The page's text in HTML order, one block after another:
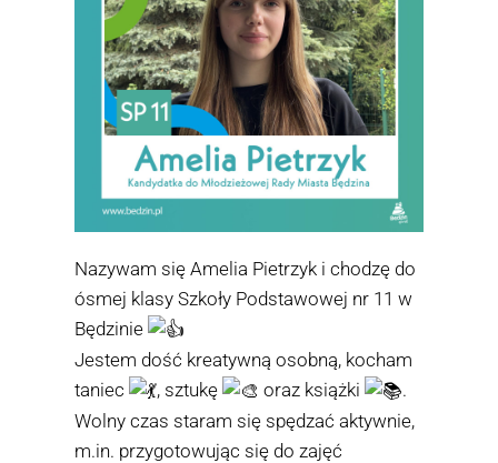
Nazywam się Amelia Pietrzyk i chodzę do
ósmej klasy Szkoły Podstawowej nr 11 w
Będzinie
Jestem dość kreatywną osobną, kocham
taniec
, sztukę oraz książki
.
Wolny czas staram się spędzać aktywnie,
m.in. przygotowując się do zajęć